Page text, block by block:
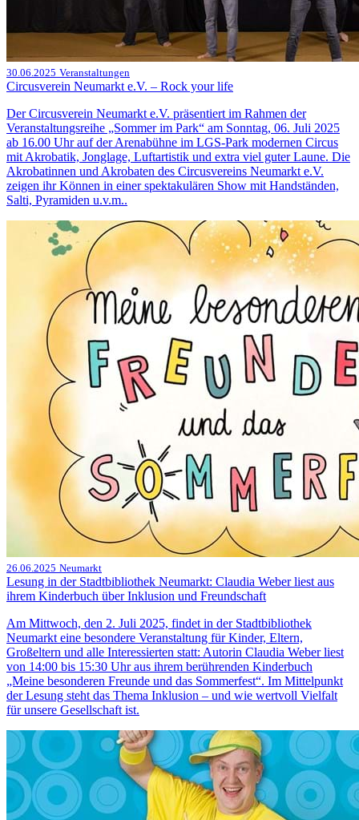
30.06.2025 Veranstaltungen
Circusverein Neumarkt e.V. – Rock your life
Der Circusverein Neumarkt e.V. präsentiert im Rahmen der
Veranstaltungsreihe „Sommer im Park“ am Sonntag, 06. Juli 2025
ab 16.00 Uhr auf der Arenabühne im LGS-Park modernen Circus
mit Akrobatik, Jonglage, Luftartistik und extra viel guter Laune. Die
Akrobatinnen und Akrobaten des Circusvereins Neumarkt e.V.
zeigen ihr Können in einer spektakulären Show mit Handständen,
Salti, Pyramiden u.v.m..
26.06.2025 Neumarkt
Lesung in der Stadtbibliothek Neumarkt: Claudia Weber liest aus
ihrem Kinderbuch über Inklusion und Freundschaft
Am Mittwoch, den 2. Juli 2025, findet in der Stadtbibliothek
Neumarkt eine besondere Veranstaltung für Kinder, Eltern,
Großeltern und alle Interessierten statt: Autorin Claudia Weber liest
von 14:00 bis 15:30 Uhr aus ihrem berührenden Kinderbuch
„Meine besonderen Freunde und das Sommerfest“. Im Mittelpunkt
der Lesung steht das Thema Inklusion – und wie wertvoll Vielfalt
für unsere Gesellschaft ist.